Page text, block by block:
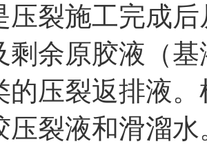
压裂施工完成
剩余原胶液（
的压裂返排液
压裂液和滑溜水